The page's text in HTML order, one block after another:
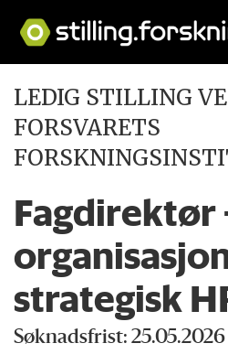
LEDIG STILLING
FORSVARETS
Fagdirektør
strategisk
Søknadsfrist: 25.05.2026